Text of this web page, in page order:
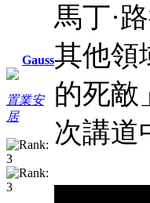
Gauss
置業安
居
馬丁·
其他領
的死敵
次講道